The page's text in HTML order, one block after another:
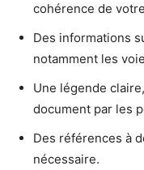
cohérence de
Des informations
notamment les
Une légende
document par les
Des références à
nécessaire.